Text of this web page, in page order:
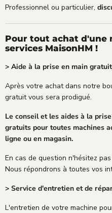
Professionnel ou particulier,
Pour tout achat d'une
services MaisonHM !
> Aide à la prise en main
Après votre achat dans notre
gratuit vous sera prodigué.
Le conseil et les aides à la
gratuits pour toutes machines
ligne ou en magasin.
En cas de question n'hésitez
Nous répondrons à toutes vos
> Service d'entretien et de
L'entretien de votre machine